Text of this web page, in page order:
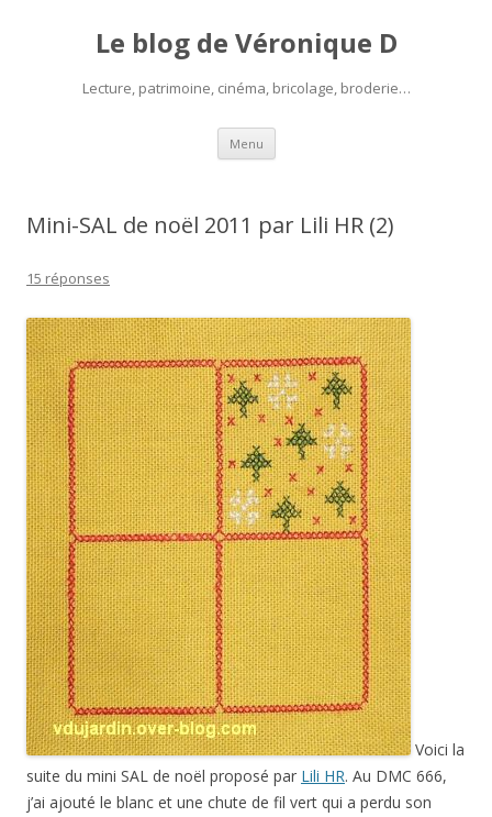
Le blog de Véronique D
Lecture, patrimoine, cinéma, bricolage, broderie…
Menu Aller
contenu
Mini-SAL de noël 2011 par Lili HR (2)
15 réponses
Voici la
suite du mini SAL de noël proposé par Lili HR. Au DMC 666,
j’ai ajouté le blanc et une chute de fil vert qui a perdu son